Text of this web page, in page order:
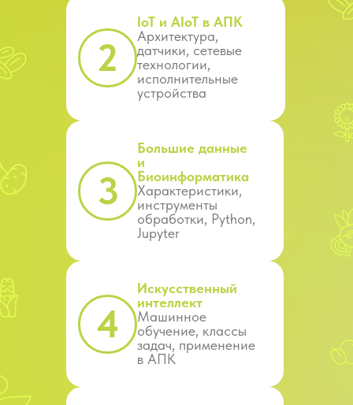
2
IoT и AIoT в АПК
Архитектура,
датчики, сетевые
технологии,
исполнительные
устройства
3
Большие данные
и
Биоинформатика
Характеристики,
инструменты
обработки, Python,
Jupyter
4
Искусственный
интеллект
Машинное
обучение, классы
задач, применение
в АПК